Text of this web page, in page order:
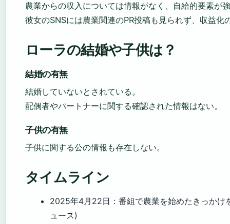
農業からの収入については情報がなく、自給的要素が
彼女のSNSには農業関連のPR投稿も見られず、収益化
ローラの結婚や子供は？
結婚の有無
結婚していないとされている。
配偶者やパートナーに関する確認された情報はない。
子供の有無
子供に関する公の情報も存在しない。
タイムライン
2025年4月22日 ：番組で農業を始めたきっか
ュース)